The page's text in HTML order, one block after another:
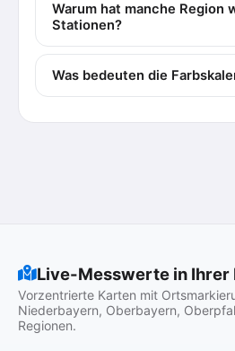
Warum hat manche Region
Stationen?
Was bedeuten die
Live-Messwerte in Ihrer
Vorzentrierte Karten mit
Niederbayern, Oberbayern,
Regionen.